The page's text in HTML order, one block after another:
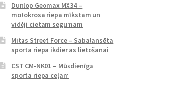
Dunlop Geomax MX34 –
motokrosa riepa mīkstam un
vidēji cietam segumam
Mitas Street Force – Sabalansēta
sporta riepa ikdienas lietošanai
CST CM-NK01 – Mūsdienīga
sporta riepa ceļam